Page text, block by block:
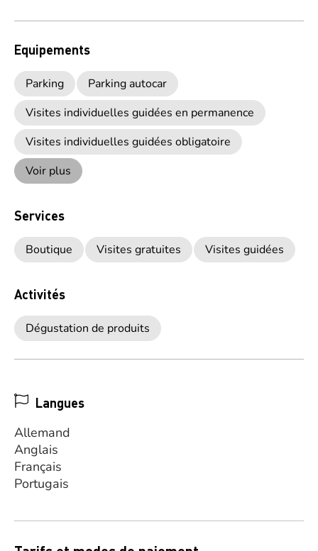
Equipements
Parking
Parking autocar
Visites individuelles guidées en permanence
Visites individuelles guidées obligatoire
Voir plus
Services
Boutique Visites gratuites Visites guidées
Activités
Dégustation de produits
Langues
Allemand
Anglais
Français
Portugais